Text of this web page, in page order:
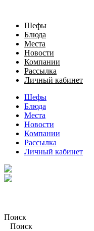
Шефы
Блюда
Места
Новости
Компании
Рассылка
Личный кабинет
Шефы
Блюда
Места
Новости
Компании
Рассылка
Личный кабинет
Поиск
Поиск